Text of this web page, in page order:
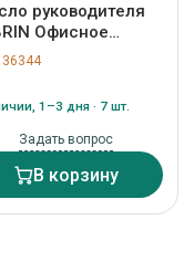
руководителя
Офисное
для
DOBRIN
117B_CH-M_EL-
1–3 дня · 7 шт.
Задать вопрос
В корзину